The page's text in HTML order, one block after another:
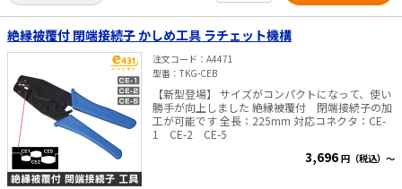
絶縁被覆付 閉端接続子 かしめ工具 ラチェット機構
注文コード
A4471
型番
TKG-CEB
【新型登場】 サイズがコンパクトになって、使い
勝手が向上しました 絶縁被覆付 閉端接続子の加
工が可能です 全長：225mm 対応コネクタ：CE-
1 CE-2 CE-5
3,696 円（税込）～